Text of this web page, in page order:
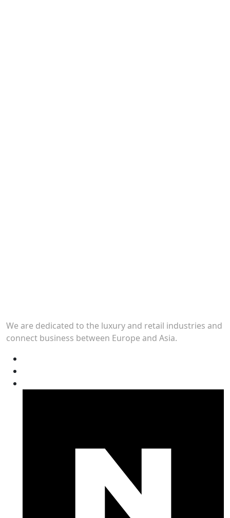
We are dedicated to the luxury and retail industries and
connect business between Europe and Asia.